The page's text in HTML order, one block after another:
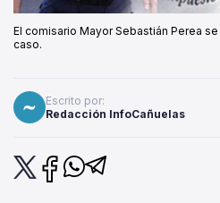
El comisario Mayor Sebastián Perea
caso.
Escrito por:
Redacción InfoCañuelas